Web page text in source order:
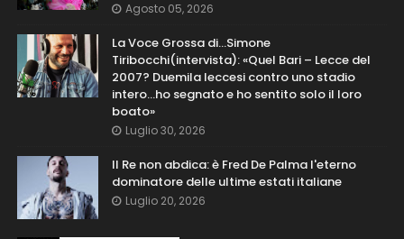
Agosto 05, 2026
La Voce Grossa di…Simone
Tiribocchi(intervista): «Quel Bari – Lecce del
2007? Duemila leccesi contro uno stadio
intero...ho segnato e ho sentito solo il loro
boato»
Luglio 30, 2026
Il Re non abdica: è Fred De Palma l'eterno
dominatore delle ultime estati italiane
Luglio 20, 2026